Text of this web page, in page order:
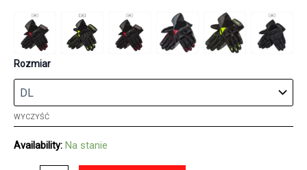
Rozmiar
WYCZYŚĆ
Availability: Na stanie